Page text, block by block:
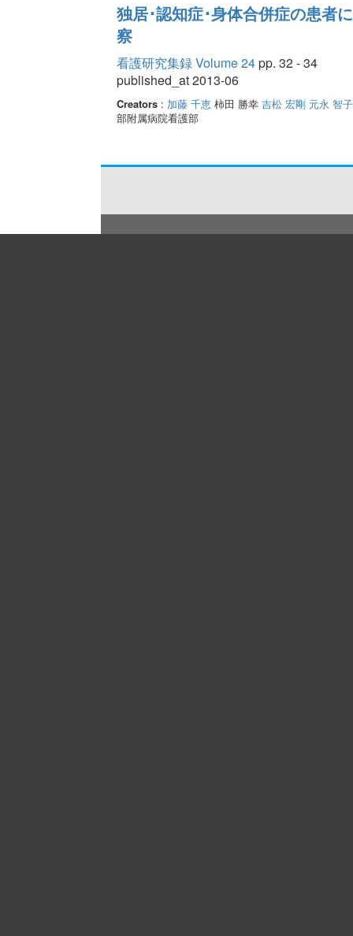
独居･認知症･身体合併症の患者
察
看護研究集録 Volume 24pp. 32 - 34
published_at 2013-06
Creators: 加藤 千恵柿田 勝幸 吉松 宏剛 元永 智子
部附属病院看護部